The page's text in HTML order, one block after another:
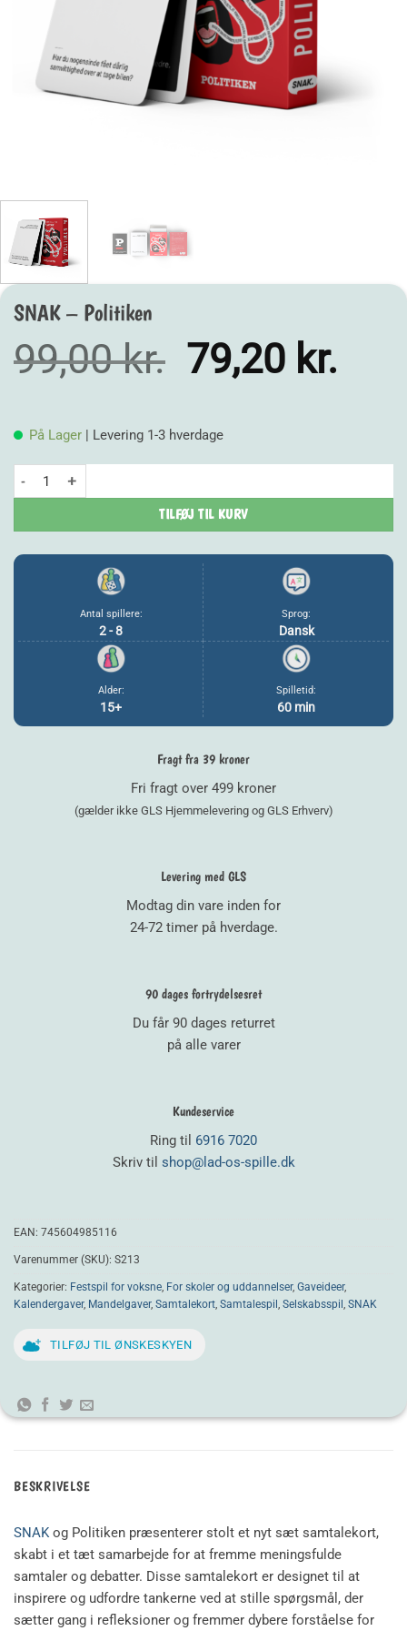
SNAK – Politiken
99,00kr. Den
oprindelige
pris
var:
99,00 kr..
79,20 kr.
er:
På Lager | Levering 1-3 hverdage
TILFØJ TIL KURV
Antal spillere:
2 - 8
Sprog:
Dansk
Alder:
15+
Spilletid:
60 min
Fragt fra 39 kroner
Fri fragt over 499 kroner
(gælder ikke GLS Hjemmelevering og GLS Erhverv)
Levering med GLS
Modtag din vare inden for
24-72 timer på hverdage.
90 dages fortrydelsesret
Du får 90 dages returret
på alle varer
Kundeservice
Ring til 6916 7020
Skriv til shop@lad-os-spille.dk
EAN: 745604985116
Varenummer (SKU): S213
Kategorier: Festspil for voksne For skoler og uddannelser, Gaveideer,
Kalendergaver, Mandelgaver, Samtalekort Samtalespil Selskabsspil SNAK
TILFØJ TIL ØNSKESKYEN
BESKRIVELSE
SNAKog Politiken præsenterer stolt et nyt sæt samtalekort,
skabt i et tæt samarbejde for at fremme meningsfulde
samtaler og debatter. Disse samtalekort er designet til at
inspirere og udfordre tankerne ved at stille spørgsmål, der
sætter gang i refleksioner og fremmer dybere forståelse for